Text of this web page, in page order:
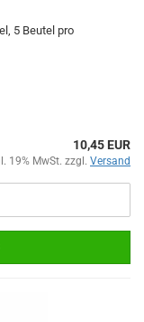
5 Beutel pro
10,45 EUR
19% MwSt. zzgl. Versand